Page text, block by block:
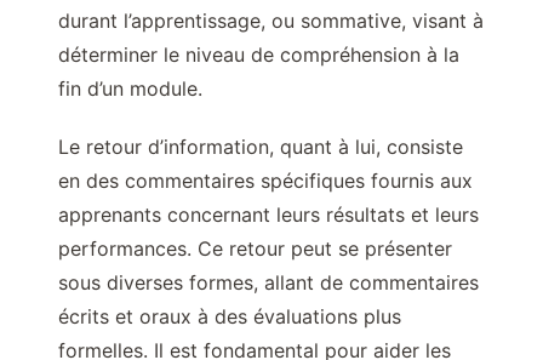
durant l’apprentissage, ou sommative, visant à
déterminer le niveau de compréhension à la
fin d’un module.
Le retour d’information, quant à lui, consiste
en des commentaires spécifiques fournis aux
apprenants concernant leurs résultats et leurs
performances. Ce retour peut se présenter
sous diverses formes, allant de commentaires
écrits et oraux à des évaluations plus
formelles. Il est fondamental pour aider les